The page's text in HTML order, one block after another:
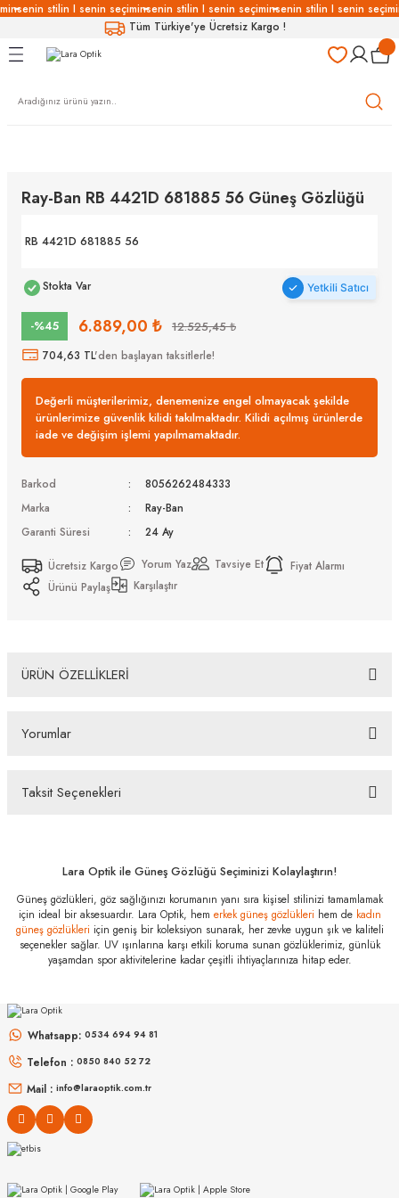
senin stilin I senin seçiminsenin stilin I senin seçiminsenin stilin I senin
Tüm Türkiye'ye Ücretsiz Kargo !
Geri Dön
Geri Dön
Geri Dön
Geri Dön
Ray-Ban RB 4421D 681885 56 Güneş Gözlüğü
RB 4421D 681885 56
Stokta Var Yetkili Satıcı
-%45 6.889,00 ₺ 12.525,45 ₺
704,63 TL'den başlayan taksitlerle!
Değerli müşterilerimiz, denemenize engel olmayacak şekilde
ürünlerimize güvenlik kilidi takılmaktadır. Kilidi açılmış ürünlerde
iade ve değişim işlemi yapılmamaktadır.
Barkod
8056262484333
Marka
Ray-Ban
Garanti Süresi
24 Ay
Ücretsiz Kargo Yorum Yaz Tavsiye Et
Fiyat Alarmı
Ürünü Paylaş
Karşılaştır
ÜRÜN ÖZELLİKLERİ
hatası aldığınız durumda bankanızla irtibata geçip aksesuar
alışverişlerinde kredi kartınızın müsaade ettiği maksimum taksit
Ray-Ban RB
56 Özellikleri
Marka
Ray-Ban
Stok Kodu
RB 4421D 681885 56
Yorumlar
Taksit Seçenekleri
Lara Optik ile Güneş Gözlüğü Seçiminizi Kolaylaştırın!
Güneş gözlükleri, göz sağlığınızı korumanın yanı sıra kişisel stilinizi tamamlamak
için ideal bir aksesuardır. Lara Optik, hem erkek güneş gözlükleri hem de kadın
güneş gözlükleri için geniş bir koleksiyon sunarak, her zevke uygun şık ve kaliteli
seçenekler sağlar. UV ışınlarına karşı etkili koruma sunan gözlüklerimiz, günlük
yaşamdan spor aktivitelerine kadar çeşitli ihtiyaçlarınıza hitap eder.
Whatsapp: 0534 694 94 81
Telefon : 0850 840 52 72
Mail : info@laraoptik.com.tr